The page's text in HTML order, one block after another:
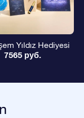
Yıldız Hediyesi
7565 руб.